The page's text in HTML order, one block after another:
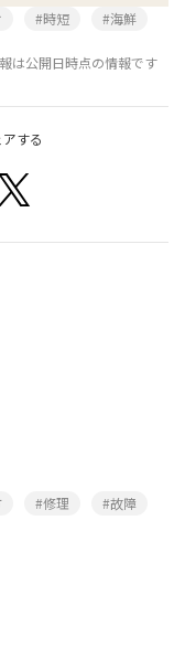
#時短 #海鮮
は公開日時点の情報です
する
#修理 #故障